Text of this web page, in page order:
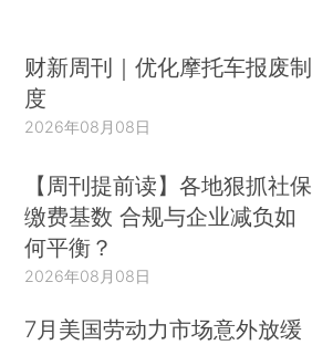
财新周刊｜优化摩托车报废制
度
2026年08月08日
【周刊提前读】各地狠抓社保
缴费基数 合规与企业减负如
何平衡？
2026年08月08日
7月美国劳动力市场意外放缓